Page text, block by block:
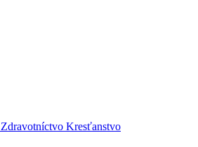
Zdravotníctvo Kresťanstvo